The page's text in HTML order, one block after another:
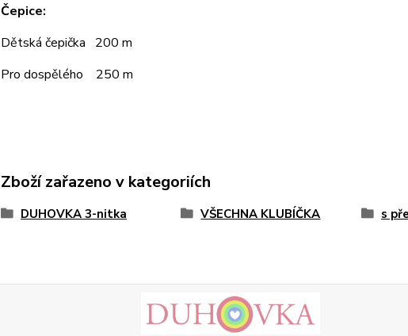
Čepice:
Dětská čepička 200 m
Pro dospělého 250 m
Zboží zařazeno v kategoriích
DUHOVKA 3-nitka VŠECHNA KLUBÍČKA s